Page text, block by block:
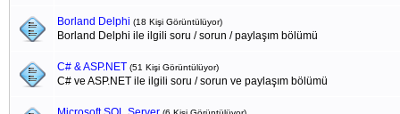
Borland Delphi (18 Kişi Görüntülüyor)
Borland Delphi ile ilgili soru / sorun / paylaşım bölümü
C# & ASP.NET (51 Kişi Görüntülüyor)
C# ve ASP.NET ile ilgili soru / sorun ve paylaşım bölümü